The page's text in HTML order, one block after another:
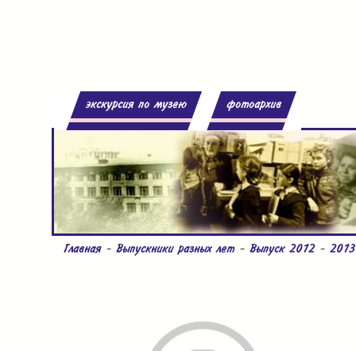
экскурсия по музею фотоархив
Главная- Выпускники разных лет- Выпуск 2012 - 2013